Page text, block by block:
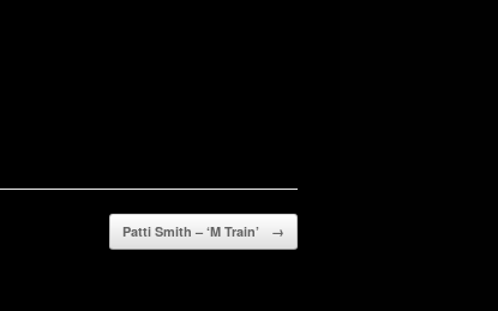
Patti Smith – ‘M Train’ →